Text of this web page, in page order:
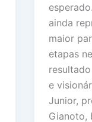
ainda
maior
etapas
e
Junior,
Gianoto,